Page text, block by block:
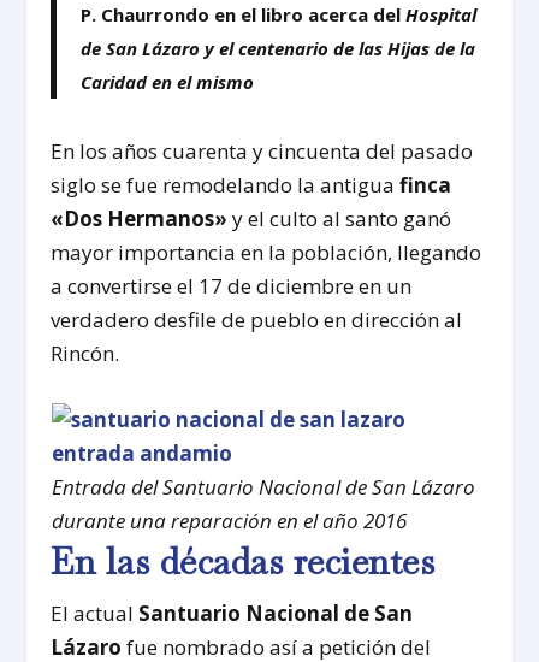
P. Chaurrondo en el libro acerca delHospital
de San Lázaro y el centenario de las Hijas de la
Caridad en el mismo
En los años cuarenta y cincuenta del pasado
siglo se fue remodelando la antiguafinca
«Dos Hermanos» y el culto al santo ganó
mayor importancia en la población, llegando
a convertirse el 17 de diciembre en un
verdadero desfile de pueblo en dirección al
Rincón.
Entrada del Santuario Nacional de San Lázaro
durante una reparación en el año 2016
En las décadas recientes
El actual Santuario Nacional de San
Lázaro fue nombrado así a petición del